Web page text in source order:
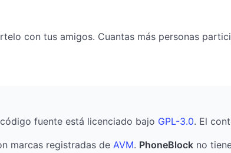
con tus amigos. Cuantas más personas
fuente está licenciado bajo GPL-3.0. El
marcas registradas de AVM. PhoneBlock no